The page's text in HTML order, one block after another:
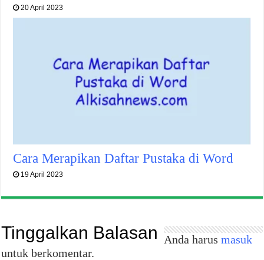
20 April 2023
Cara Merapikan Daftar Pustaka di Word
19 April 2023
Tinggalkan Balasan Anda harusmasuk
untuk berkomentar.